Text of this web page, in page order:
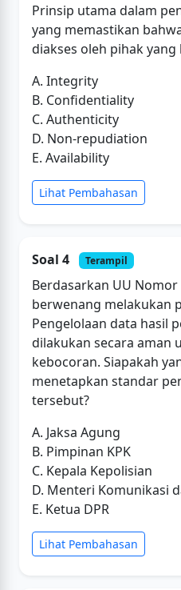
Prinsip utama dalam
yang memastikan
diakses oleh pihak
A. Integrity
B. Confidentiality
C. Authenticity
D. Non-repudiation
E. Availability
Lihat Pembahasan
Soal 4 Terampil
Berdasarkan UU Nomor
berwenang melakukan
Pengelolaan data hasil
dilakukan secara aman
kebocoran. Siapakah
menetapkan standar
tersebut?
A. Jaksa Agung
B. Pimpinan KPK
C. Kepala Kepolisian
D. Menteri Komunikasi
E. Ketua DPR
Lihat Pembahasan